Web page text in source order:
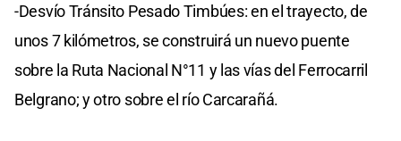
-Desvío Tránsito Pesado Timbúes: en el trayecto, de
unos 7 kilómetros, se construirá un nuevo puente
sobre la Ruta Nacional N°11 y las vías del Ferrocarril
Belgrano; y otro sobre el río Carcarañá.